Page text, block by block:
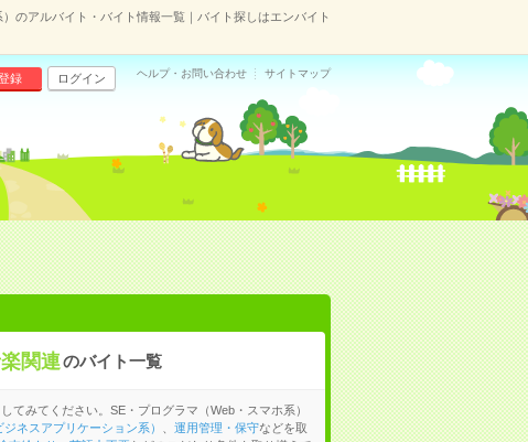
のアルバイト・バイト情報一覧｜バイト探しはエンバイト
録 ログイン ヘルプ・お問い合わせ サイトマップ
関連のバイト一覧
てみてください。SE・プログラマ（Web・スマホ系）
ネスアプリケーション系） 運用管理・保守などを取